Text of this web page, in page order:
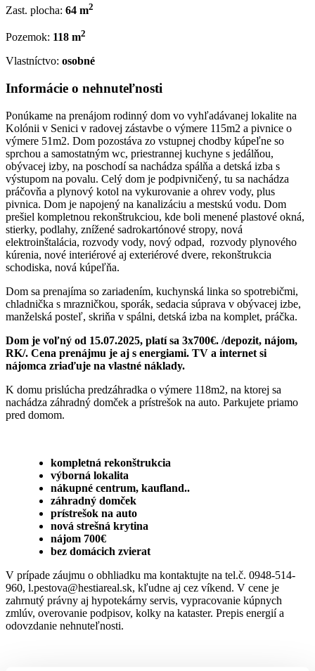
Zast. plocha: 64 m2
Pozemok: 118 m2
Vlastníctvo: osobné
Informácie o nehnuteľnosti
Ponúkame na prenájom rodinný dom vo vyhľadávanej lokalite na
Kolónii v Senici v radovej zástavbe o výmere 115m2 a pivnice o
výmere 51m2. Dom pozostáva zo vstupnej chodby kúpeľne so
sprchou a samostatným wc, priestrannej kuchyne s jedálňou,
obývacej izby, na poschodí sa nachádza spálňa a detská izba s
výstupom na povalu. Celý dom je podpivničený, tu sa nachádza
práčovňa a plynový kotol na vykurovanie a ohrev vody, plus
pivnica. Dom je napojený na kanalizáciu a mestskú vodu. Dom
prešiel kompletnou rekonštrukciou, kde boli menené plastové okná,
stierky, podlahy, znížené sadrokartónové stropy, nová
elektroinštalácia, rozvody vody, nový odpad, rozvody plynového
kúrenia, nové interiérové aj exteriérové dvere, rekonštrukcia
schodiska, nová kúpeľňa.
Dom sa prenajíma so zariadením, kuchynská linka so spotrebičmi,
chladnička s mrazničkou, sporák, sedacia súprava v obývacej izbe,
manželská posteľ, skriňa v spálni, detská izba na komplet, práčka.
Dom je voľný od 15.07.2025, platí sa 3x700€. /depozit, nájom,
RK/. Cena prenájmu je aj s energiami. TV a internet si
nájomca zriaďuje na vlastné náklady.
K domu prislúcha predzáhradka o výmere 118m2, na ktorej sa
nachádza záhradný domček a prístrešok na auto. Parkujete priamo
pred domom.
kompletná rekonštrukcia
výborná lokalita
nákupné centrum, kaufland..
záhradný domček
prístrešok na auto
nová strešná krytina
nájom 700€
bez domácich zvierat
V prípade záujmu o obhliadku ma kontaktujte na tel.č. 0948-514-
960, l.pestova@hestiareal.sk, kľudne aj cez víkend. V cene je
zahrnutý právny aj hypotekárny servis, vypracovanie kúpnych
zmlúv, overovanie podpisov, kolky na kataster. Prepis energií a
odovzdanie nehnuteľnosti.